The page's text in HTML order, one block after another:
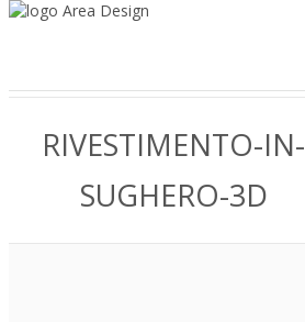
RIVESTIMENTO-IN-
SUGHERO-3D